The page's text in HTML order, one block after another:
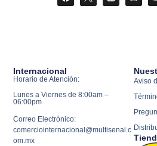
Aviso
Internacional
Horario de Atención:
Lunes a Viernes de 8:00am –
06:00pm
Correo Electrónico:
comerciointernacional@multisenal.c
om.mx